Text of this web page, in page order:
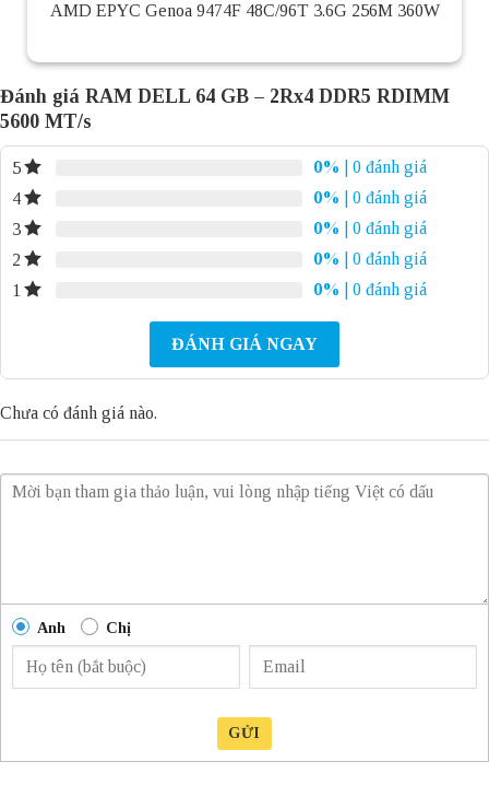
AMD EPYC Genoa 9474F 48C/96T 3.6G 256M 360W
Đánh giá RAM DELL 64 GB – 2Rx4 DDR5 RDIMM
5600 MT/s
5 0%
| 0 đánh giá
4
0%
| 0 đánh giá
3
0%
| 0 đánh giá
2
0%
| 0 đánh giá
1
0% | 0 đánh giá
ĐÁNH GIÁ NGAY
Chưa có đánh giá nào.
Anh Chị
GỬI